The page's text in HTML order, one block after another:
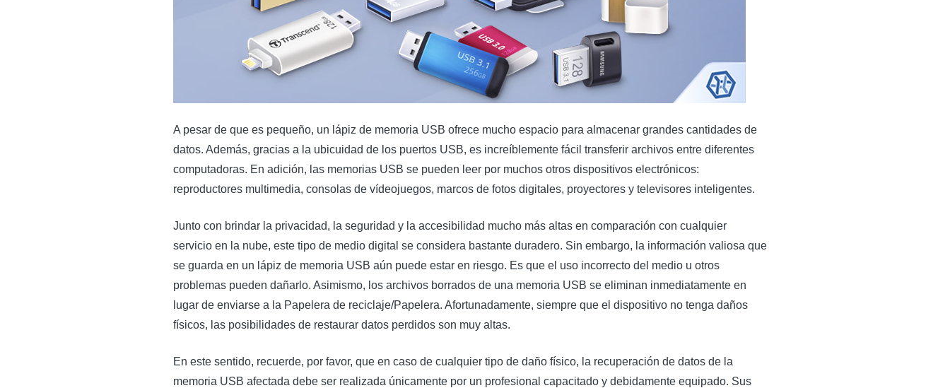
A pesar de que es pequeño, un lápiz de memoria USB ofrece mucho espacio para almacenar grandes cantidades de
datos. Además, gracias a la ubicuidad de los puertos USB, es increíblemente fácil transferir archivos entre diferentes
computadoras. En adición, las memorias USB se pueden leer por muchos otros dispositivos electrónicos:
reproductores multimedia, consolas de vídeojuegos, marcos de fotos digitales, proyectores y televisores inteligentes.
Junto con brindar la privacidad, la seguridad y la accesibilidad mucho más altas en comparación con cualquier
servicio en la nube, este tipo de medio digital se considera bastante duradero. Sin embargo, la información valiosa que
se guarda en un lápiz de memoria USB aún puede estar en riesgo. Es que el uso incorrecto del medio u otros
problemas pueden dañarlo. Asimismo, los archivos borrados de una memoria USB se eliminan inmediatamente en
lugar de enviarse a la Papelera de reciclaje/Papelera. Afortunadamente, siempre que el dispositivo no tenga daños
físicos, las posibilidades de restaurar datos perdidos son muy altas.
En este sentido, recuerde, por favor, que en caso de cualquier tipo de daño físico, la recuperación de datos de la
memoria USB afectada debe ser realizada únicamente por un profesional capacitado y debidamente equipado. Sus